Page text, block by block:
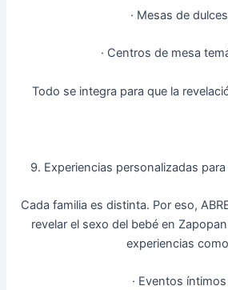
· Mesas de dulces
· Centros de mesa
Todo se integra para que la
9. Experiencias personalizadas
Cada familia es distinta. Por eso,
revelar el sexo del bebé en
experiencias
· Eventos íntimos